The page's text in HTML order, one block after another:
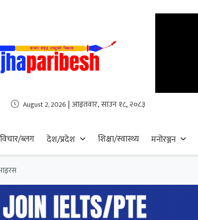
August 2, 2026 | आइतवार, साउन १८, २०८३
विचार/ब्लग देश/प्रदेश शिक्षा/स्वास्थ्य मनोरञ्जन